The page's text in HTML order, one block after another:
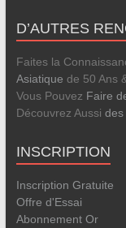
D’AUTRES
Faites la
Asiatique de 50 Ans
Vous Pouvez Faire
Découvrez Aussi des
INSCRIPTION
Inscription Gratuite
Offre d'Essai
Abonnement Or